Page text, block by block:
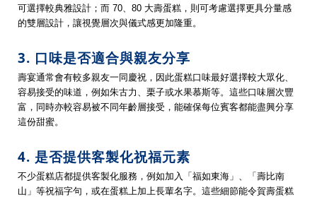
可選擇較典雅設計；而 70、80 大壽蛋糕，則可考慮選擇更具分量感
的雙層設計，讓視覺層次與儀式感更加隆重。
3. 口味是否適合與親友分享
壽宴通常會有較多親友一同慶祝，因此蛋糕口味最好選擇較大眾化、
容易接受的味道，例如朱古力、栗子或水果慕斯等。這些口味層次豐
富，同時亦較容易被不同年齡層接受，能確保每位賓客都能盡興分享
這份甜蜜。
4. 是否提供客製化祝福元素
不少蛋糕店都提供客製化服務，例如加入「福如東海」、「壽比南
山」等祝福字句，或在蛋糕上加上長輩名字。這些細節能令賀壽蛋糕